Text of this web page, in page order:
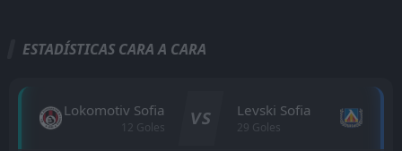
ESTADÍSTICAS CARA A CARA
Lokomotiv Sofia
12 Goles VS Levski Sofia
29 Goles